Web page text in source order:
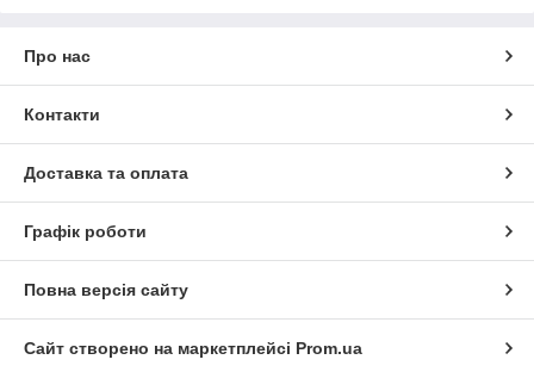
Про нас
Контакти
Доставка та оплата
Графік роботи
Повна версія сайту
Сайт створено на маркетплейсі Prom.ua